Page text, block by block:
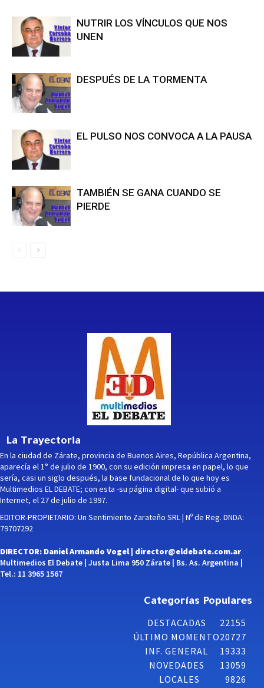
NUTRIR LOS VÍNCULOS QUE NOS
UNEN
DESPUÉS DE LA TORMENTA
EL PULSO NOS CONVOCA A LA PAUSA
TAMBIÉN SE GANA CUANDO SE
PIERDE
La Trayectoria
En la ciudad de Zárate, provincia de Buenos Aires, República Argentina,
aparecía el 1° de julio de 1900, con su edición impresa en papel, lo que
sería, casi un siglo después, la base fundacional de lo que hoy es
Multimedios EL DEBATE; con esta -su página digital- que subió a
Internet, el 27 de julio de 1997.
EDITOR-PROPIETARIO: Un Sentimiento Zarateño SRL | Nº de Reg. DNDA:
79707292
DIRECTOR: Daniel Armando Vogel | director@eldebate.com.ar
Multimedios El Debate | Justa Lima 950 Zárate | Bs. As. Argentina |
Tel.: 11 3965 1567
Categorías Populares
DESTACADAS
22155
ÚLTIMO MOMENTO20727
INF. GENERAL
19333
NOVEDADES
13059
LOCALES
9826